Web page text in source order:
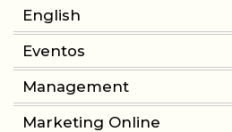
English
Eventos
Management
Marketing Online